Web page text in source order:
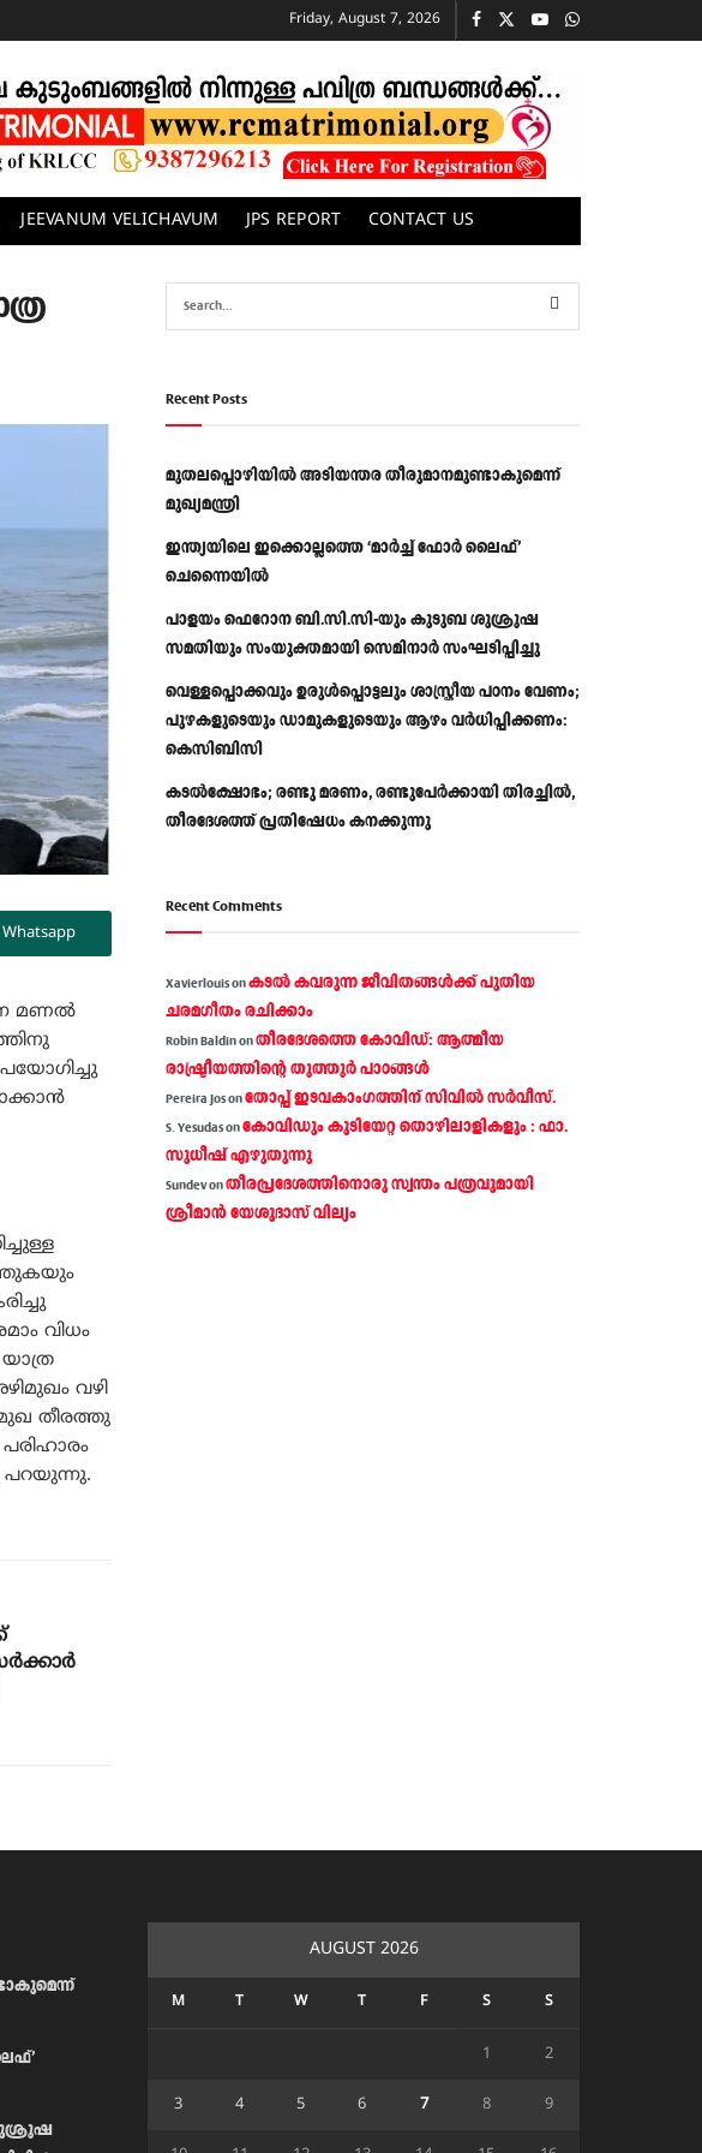
Friday, August 7, 2026
JEEVANUM VELICHAVUM JPS REPORT CONTACT US
മണൽ
വിധം
വഴി
തീരത്തു
പറയുന്നു.
Recent Posts
മുതലപ്പൊഴിയിൽ അടിയന്തര തീരുമാനമുണ്ടാകുമെന്ന്
മുഖ്യമന്ത്രി
ഇന്ത്യയിലെ ഇക്കൊല്ലത്തെ ‘മാർച്ച് ഫോർ ലൈഫ്’
ചെന്നൈയിൽ
പാളയം ഫെറോന ബി.സി.സി-യും കുടുബ ശുശ്രൂഷ
സമതിയും സംയുക്തമായി സെമിനാർ സംഘടിപ്പിച്ചു
വെള്ളപ്പൊക്കവും ഉരുള്‍പ്പൊട്ടലും ശാസ്ത്രീയ പഠനം വേണം;
പുഴകളുടെയും ഡാമുകളുടെയും ആഴം വര്‍ധിപ്പിക്കണം:
കെസിബിസി
കടൽക്ഷോഭം; രണ്ടു മരണം, രണ്ടുപേർക്കായി തിരച്ചിൽ,
തീരദേശത്ത് പ്രതിഷേധം കനക്കുന്നു
Recent Comments
Xavierlouisonകടല്‍ കവരുന്ന ജീവിതങ്ങള്‍ക്ക് പുതിയ
ചരമഗീതം രചിക്കാം
Robin Baldinonതീരദേശത്തെ കോവിഡ്: ആത്മീയ
രാഷ്ട്രീയത്തിന്റെ തൂത്തൂര്‍ പാഠങ്ങൾ
Pereira Josonതോപ്പ് ഇടവകാംഗത്തിന് സിവിൽ സർവീസ്.
S. Yesudasonകോവിഡും കുടിയേറ്റ തൊഴിലാളികളും : ഫാ.
സുധീഷ് എഴുതുന്നു
Sundevonതീരപ്രദേശത്തിനൊരു സ്വന്തം പത്രവുമായി
ശ്രീമാന്‍ യേശുദാസ് വില്യം
AUGUST 2026
M T W T F S S
1 2
3 4 5 6 7 8 9